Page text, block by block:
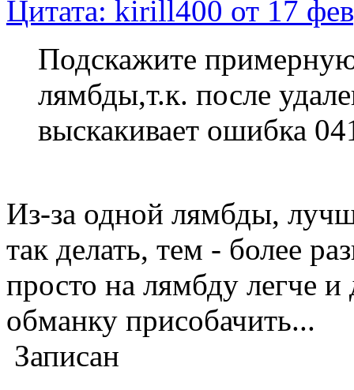
Цитата: kirill400 от 17
Подскажите
лямбды,т.к. после
выскакивает ошибка
Из-за одной лямбды,
так делать, тем - более
просто на лямбду легче
обманку присобачить...
Записан